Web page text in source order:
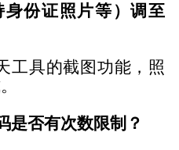
身份证照片等）调至
工具的截图功能，照
是否有次数限制？